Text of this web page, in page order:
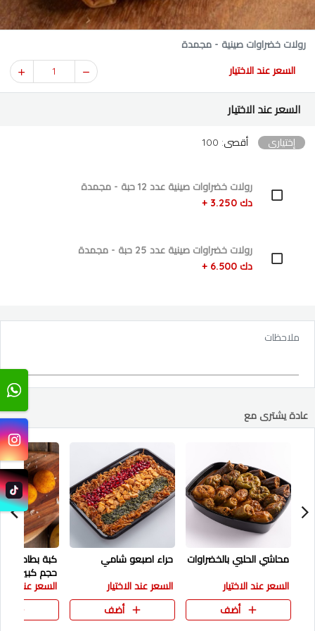
رولات خضراوات صينية - مجمدة
السعر عند الاختيار 1
السعر عند الاختيار
إختياري أقصى: 100
رولات خضراوات صينية عدد 12 حبة - مجمدة
دك 3.250 +
رولات خضراوات صينية عدد 25 حبة - مجمدة
دك 6.500 +
ملاحظات
عادة يشترى مع
محاشي الحلبي بالخضراوات
السعر عند الاختيار
أضف
حراء اصبعو شامي
السعر عند الاختيار
أضف
كبة بطاط جبن
حجم كبير -
السعر عند